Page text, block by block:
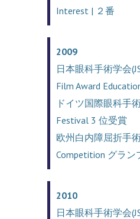
Interest | ２番
2009
日本眼科手術学会
Film Award
ドイツ国際眼科手
Festival 3 位受賞
欧州白内障屈折手術
Competition グラン
2010
日本眼科手術学会